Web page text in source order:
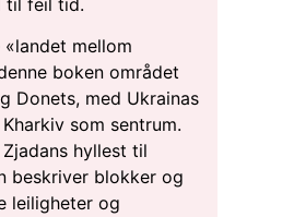
mellom
boken området
Donets, med Ukrainas
som sentrum.
hyllest til
beskriver blokker og
leiligheter og